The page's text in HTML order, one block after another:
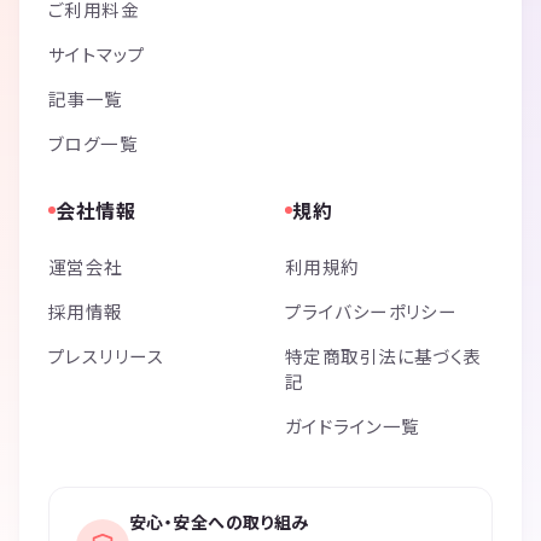
ご利用料金
サイトマップ
記事一覧
ブログ一覧
会社情報
運営会社
採用情報
プレスリリース
規約
利用規約
プライバシーポリシー
特定商取引法に基づく表
記
ガイドライン一覧
安心・安全への取り組み